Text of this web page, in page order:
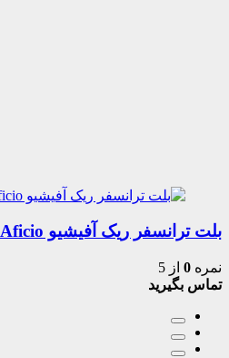
بلت ترانسفر ریک آفیشیو Richo Aficio
نمره 0 از 5
تماس بگیرید